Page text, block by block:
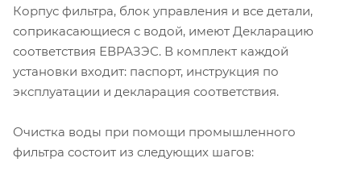
Корпус фильтра, блок управления и все детали,
соприкасающиеся с водой, имеют Декларацию
соответствия ЕВРАЗЭС. В комплект каждой
установки входит: паспорт, инструкция по
эксплуатации и декларация соответствия.
Очистка воды при помощи промышленного
фильтра состоит из следующих шагов: